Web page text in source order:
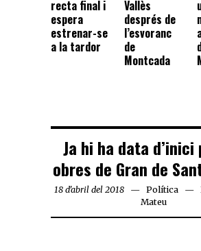
recta final i
espera
estrenar-se
a la tardor
Vallès
després de
l’esvoranc
de
Montcada
Ja hi ha data d’inici
obres de Gran de
18 d'abril del 2018 Política
Mateu